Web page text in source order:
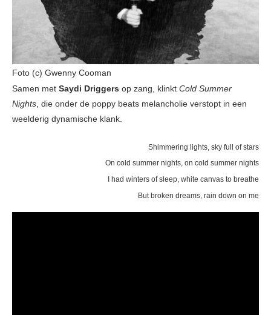
Foto (c) Gwenny Cooman
Samen met Saydi Driggers op zang, klinkt Cold Summer
Nights , die onder de poppy beats melancholie verstopt in een
weelderig dynamische klank.
Shimmering lights, sky full of stars
On cold summer nights, on cold summer nights
I had winters of sleep, white canvas to breathe
But broken dreams, rain down on me